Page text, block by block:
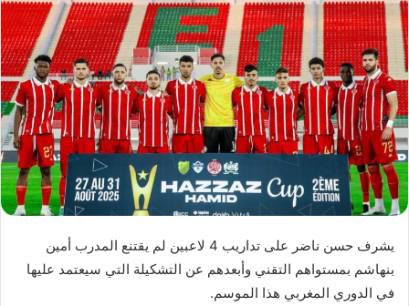
ل
ب
ر
ي
د
ا
إ
ك
ت
يشرف حسن ناضر على تداريب 4 لاعبين لم يقتنع المدرب أمين
بنهاشم بمستواهم التقني وأبعدهم عن التشكيلة التي سيعتمد عليها
في الدوري المغربي هذا الموسم.